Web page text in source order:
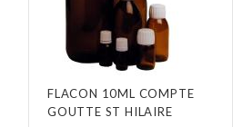
FLACON 10ML COMPTE
GOUTTE ST HILAIRE